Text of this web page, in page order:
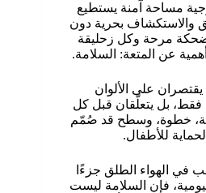
مساحة آمنة يستطيع
والاستكشاف بحرية دون
مرحة وكل زحليقة
عن المتعة: السلامة.
يقتصران على الألوان
فقط، بل يتعلّقان قبل كل
خطوة، وسطح قد صُمّم
للأطفال.
في الهواء الطلق جزءًا
فإن السلامة ليست